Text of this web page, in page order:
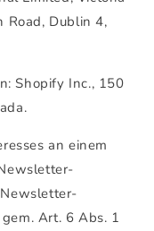
Road, Dublin 4,
Shopify Inc., 150
an einem
Art. 6 Abs. 1